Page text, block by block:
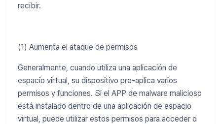
recibir.
(1) Aumenta el ataque de permisos
Generalmente, cuando utiliza una aplicación de
espacio virtual, su dispositivo pre-aplica varios
permisos y funciones. Si el APP de malware malicioso
está instalado dentro de una aplicación de espacio
virtual, puede utilizar estos permisos para acceder o